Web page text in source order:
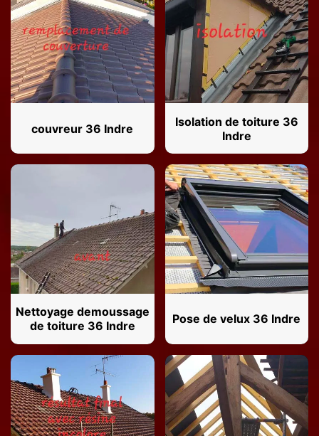
couvreur 36 Indre
Isolation de toiture 36
Indre
Nettoyage demoussage
de toiture 36 Indre
Pose de velux 36 Indre